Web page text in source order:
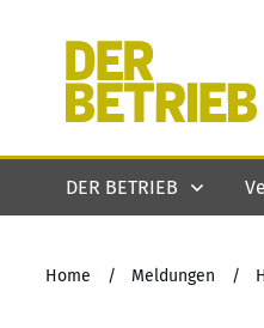
DER BETRIEB
Home / Meldungen /